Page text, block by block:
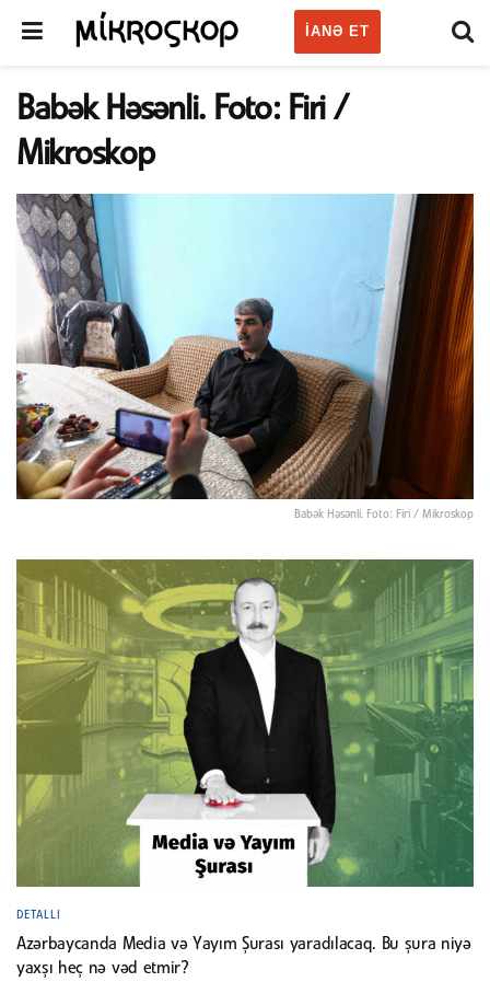
IANƏ ET
Babək Həsənli. Foto: Firi /
Mikroskop
Babək Həsənli. Foto: Firi / Mikroskop
DETALLI
Azərbaycanda Media və Yayım Şurası yaradılacaq. Bu şura niyə
yaxşı heç nə vəd etmir?